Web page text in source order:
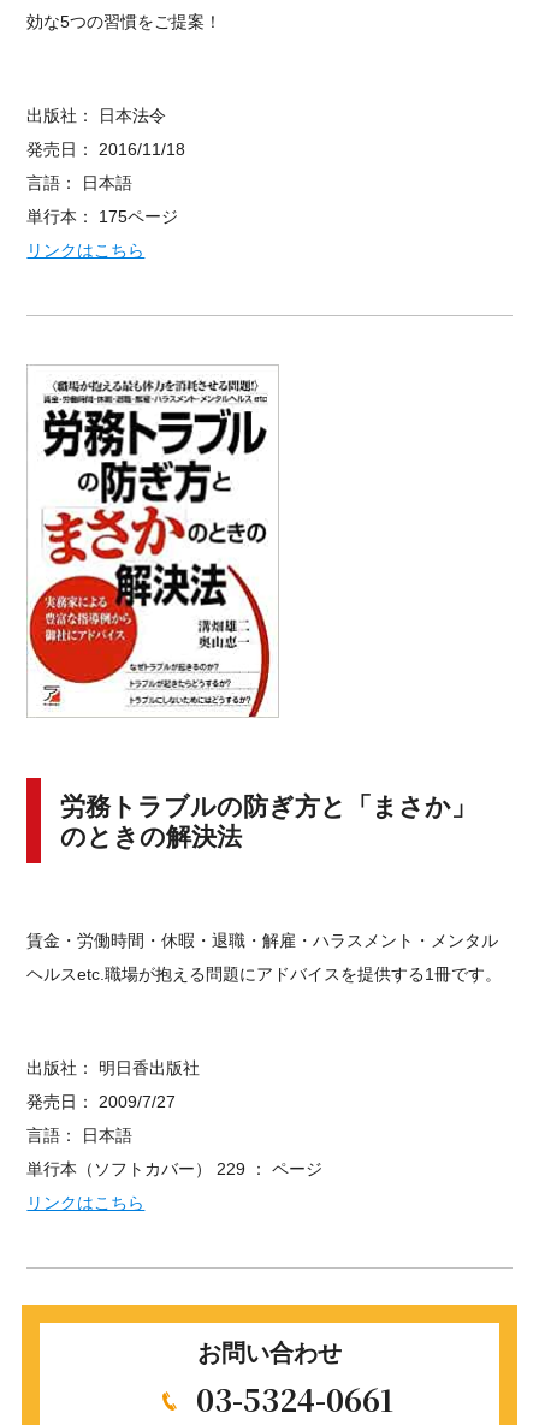
効な5つの習慣をご提案！
出版社： 日本法令
発売日： 2016/11/18
言語： 日本語
単行本： 175ページ
リンクはこちら
労務トラブルの防ぎ方と「まさか」
のときの解決法
賃金・労働時間・休暇・退職・解雇・ハラスメント・メンタル
ヘルスetc.職場が抱える問題にアドバイスを提供する1冊です。
出版社： 明日香出版社
発売日： 2009/7/27
言語： 日本語
単行本（ソフトカバー） ‏ ： 229ページ
リンクはこちら
お問い合わせ
03-5324-0661